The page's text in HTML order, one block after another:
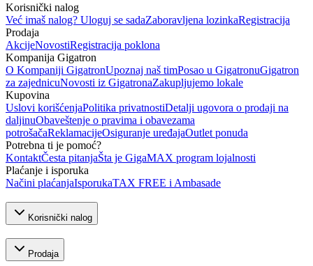
Korisnički nalog
Već imaš nalog? Uloguj se sadaZaboravljena lozinkaRegistracija
Prodaja
AkcijeNovostiRegistracija poklona
Kompanija Gigatron
O Kompaniji GigatronUpoznaj naš timPosao u GigatronuGigatron
za zajednicuNovosti iz GigatronaZakupljujemo lokale
Kupovina
Uslovi korišćenjaPolitika privatnostiDetalji ugovora o prodaji na
daljinuObaveštenje o pravima i obavezama
potrošačaReklamacijeOsiguranje uređajaOutlet ponuda
Potrebna ti je pomoć?
KontaktČesta pitanjaŠta je GigaMAX program lojalnosti
Plaćanje i isporuka
Načini plaćanjaIsporukaTAX FREE i Ambasade
Korisnički nalog
Prodaja